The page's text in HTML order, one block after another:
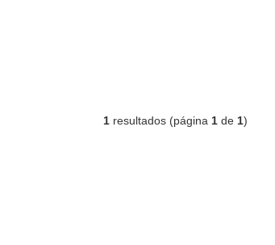
1resultados (página 1de 1)